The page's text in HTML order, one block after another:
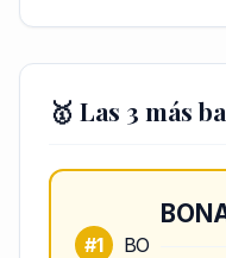
🥇 Las 3 más
#1 BO